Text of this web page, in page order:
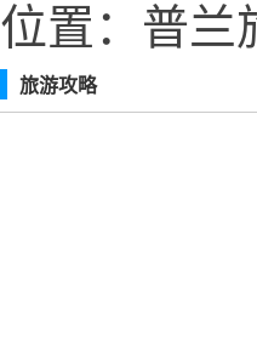
位置：普兰
旅游攻略